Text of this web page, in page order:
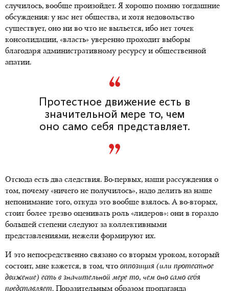
случилось, вообще произойдет. Я хорошо помню тогдашние
обсуждения: у нас нет общества, и хотя недовольство
существует, оно ни во что не выльется, ибо нет точек
консолидации, «власть» уверенно проходит выборы
благодаря административному ресурсу и общественной
апатии.
Протестное движение есть в
значительной мере то, чем
оно само себя представляет.
Отсюда есть два следствия. Во-первых, наши рассуждения о
том, почему «ничего не получилось», надо делить на наше
непонимание того, откуда это вообще взялось. А во-вторых,
стоит более трезво оценивать роль «лидеров»: они в гораздо
большей степени следуют за коллективными
представлениями, нежели формируют их.
И это непосредственно связано со вторым уроком, который
состоит, мне кажется, в том, что оппозиция (или протестное
движение) есть в значительной мере то, чем оно само себя
представляет. Поразительным образом пропаганда